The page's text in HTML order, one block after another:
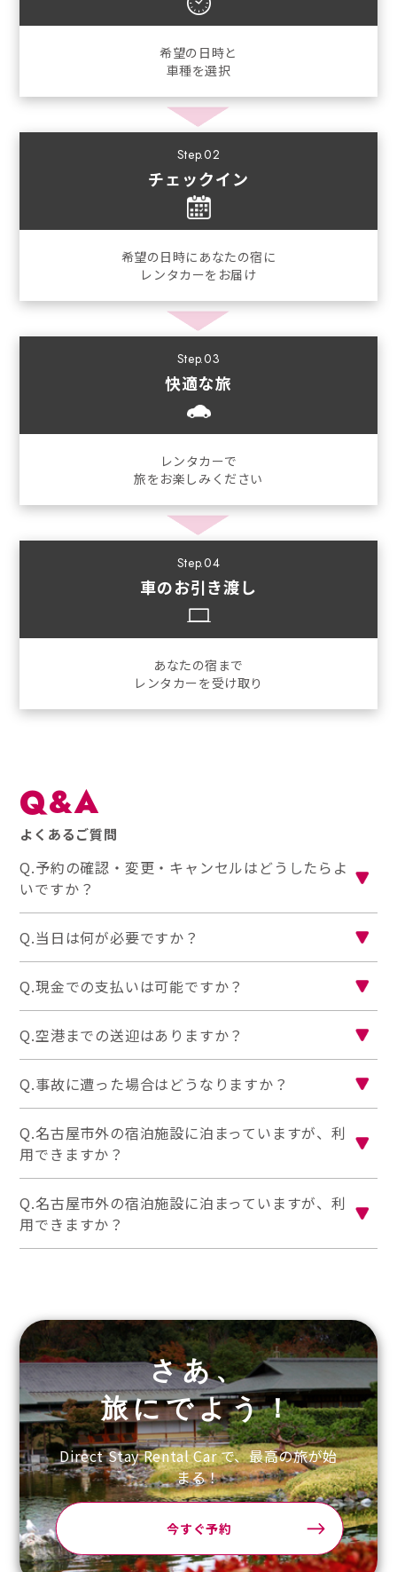
希望の日時と
車種を選択
Step.02
チェックイン
希望の日時にあなたの宿に
レンタカーをお届け
Step.03
快適な旅
レンタカーで
旅をお楽しみください
Step.04
車のお引き渡し
あなたの宿まで
レンタカーを受け取り
Q&A
よくあるご質問
Q.予約の確認・変更・キャンセルはどうしたらよ
いですか？
Q.当日は何が必要ですか？
Q.現金での支払いは可能ですか？
Q.空港までの送迎はありますか？
Q.事故に遭った場合はどうなりますか？
Q.名古屋市外の宿泊施設に泊まっていますが、利
用できますか？
Q.名古屋市外の宿泊施設に泊まっていますが、利
用できますか？
さあ、
旅にでよう！
Direct Stay Rental Car で、最高の旅が始
まる！
今すぐ予約